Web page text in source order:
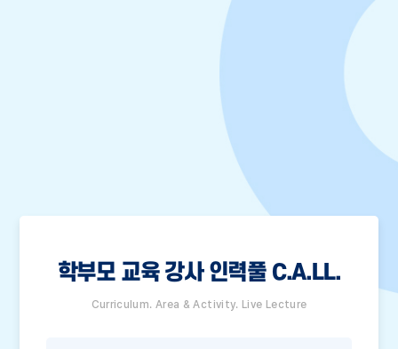
학부모 교육 강사 인력풀 C.A.LL.
Curriculum. Area & Activity. Live Lecture